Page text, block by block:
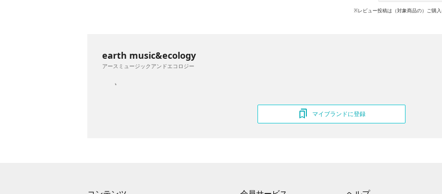
※レビュー投稿は（対象商品の）ご購
earth music&ecology
アースミュージックアンドエコロジー
マイブランドに登録